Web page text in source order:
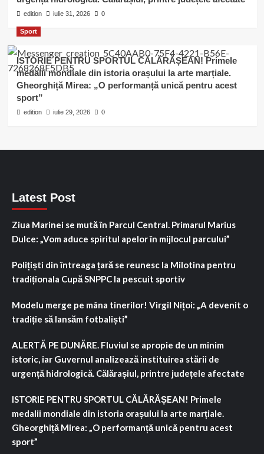
edition iulie 31, 2026 0
Sport
ISTORIE PENTRU SPORTUL CĂLĂRĂȘEAN! Primele
medalii mondiale din istoria orașului la arte marțiale.
Gheorghiță Mirea: „O performanță unică pentru acest
sport”
edition iulie 29, 2026 0
Latest Post
Ziua Marinei se mută în Parcul Central. Primarul Marius
Dulce: „Vom aduce spiritul apelor în mijlocul parcului”
Polițiști din întreaga țară se reunesc la Milotina pentru
tradiționala Cupă SNPPC la pescuit sportiv
Modelu merge pe mâna tinerilor! Virgil Nițoi: „A devenit o
tradiție să lansăm fotbaliști”
ALERTĂ PE DUNĂRE. Fluviul se apropie de un minim
istoric, iar Guvernul analizează instituirea stării de
urgență hidrologică. Călărașiul, printre județele afectate
ISTORIE PENTRU SPORTUL CĂLĂRĂȘEAN! Primele
medalii mondiale din istoria orașului la arte marțiale.
Gheorghiță Mirea: „O performanță unică pentru acest
sport”